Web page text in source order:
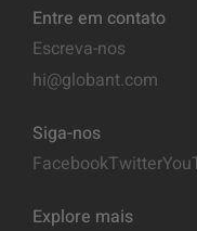
Entre em contato
Escreva-nos
hi@globant.com
Siga-nos
FacebookTwitter
Explore mais